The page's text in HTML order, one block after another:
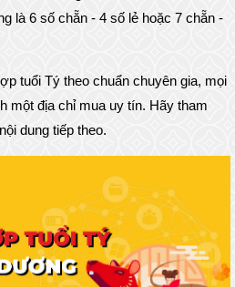
là 6 số chẵn - 4 số lẻ hoặc 7 chẵn -
tuổi Tý theo chuẩn chuyên gia, mọi
một địa chỉ mua uy tín. Hãy tham
dung tiếp theo.